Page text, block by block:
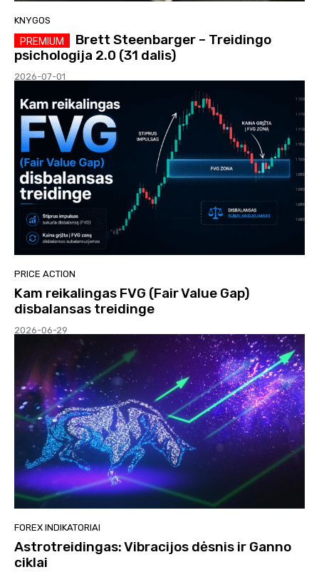
KNYGOS
Brett Steenbarger – Treidingo
psichologija 2.0 (31 dalis)
2026-07-01
PRICE ACTION
Kam reikalingas FVG (Fair Value Gap)
disbalansas treidinge
2026-06-29
FOREX INDIKATORIAI
Astrotreidingas: Vibracijos dėsnis ir Ganno
ciklai